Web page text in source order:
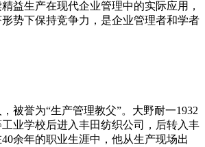
益生产在现代企业管理中的实际应用，
势下保持竞争力，是企业管理者和学者
被誉为“生产管理教父”。大野耐一1932
业学校后进入丰田纺织公司，后转入丰
余年的职业生涯中，他从生产现场出